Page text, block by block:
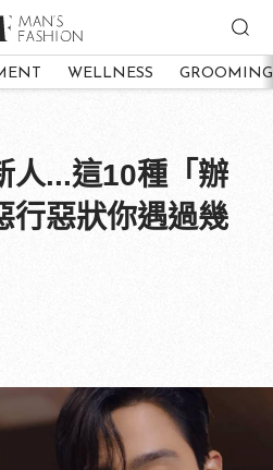
WELLNESS GROOMING
人...這10種「辦
行惡狀你遇過幾